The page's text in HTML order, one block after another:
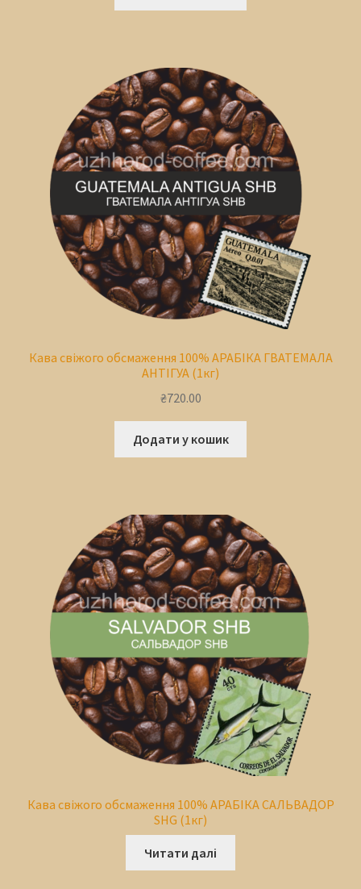
Кава свіжого обсмаження 100% АРАБІКА ГВАТЕМАЛА
АНТІГУА (1кг)
₴720.00
Додати у кошик
Кава свіжого обсмаження 100% АРАБІКА САЛЬВАДОР
SHG (1кг)
Читати далі